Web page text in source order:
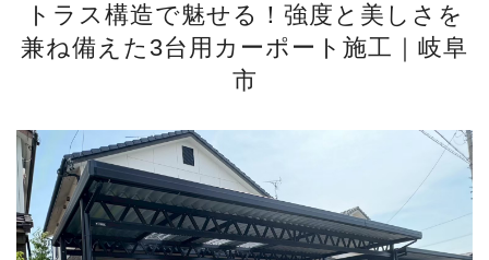
トラス構造で魅せる！強度と美しさを
兼ね備えた3台用カーポート施工｜岐阜
市